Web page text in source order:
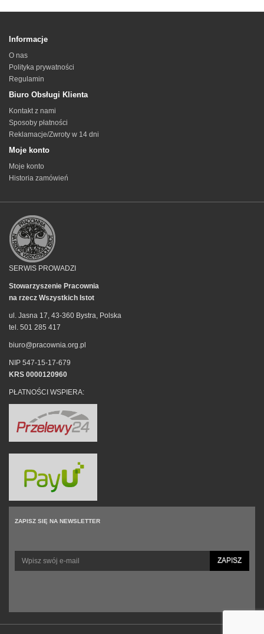
Informacje
O nas
Polityka prywatności
Regulamin
Biuro Obsługi Klienta
Kontakt z nami
Sposoby płatności
Reklamacje/Zwroty w 14 dni
Moje konto
Moje konto
Historia zamówień
SERWIS PROWADZI
Stowarzyszenie Pracownia
na rzecz Wszystkich Istot
ul. Jasna 17, 43-360 Bystra, Polska
tel. 501 285 417
biuro@pracownia.org.pl
NIP 547-15-17-679
KRS 0000120960
PŁATNOŚCI WSPIERA:
ZAPISZ SIĘ NA NEWSLETTER
ZAPISZ